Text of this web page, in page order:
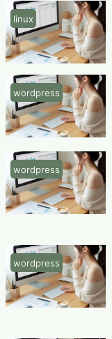
linux
wordpress
wordpress
wordpress